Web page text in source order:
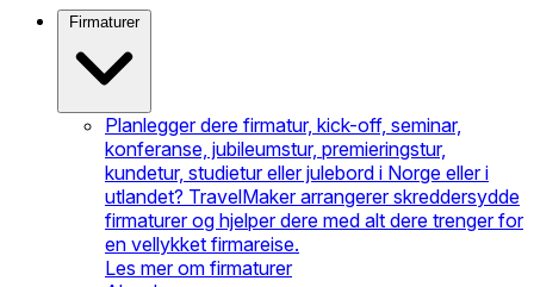
Firmaturer
Planlegger dere firmatur, kick-off, seminar,
konferanse, jubileumstur, premieringstur,
kundetur, studietur eller julebord i Norge eller i
utlandet? TravelMaker arrangerer skreddersydde
firmaturer og hjelper dere med alt dere trenger for
en vellykket firmareise.
Les mer om firmaturer